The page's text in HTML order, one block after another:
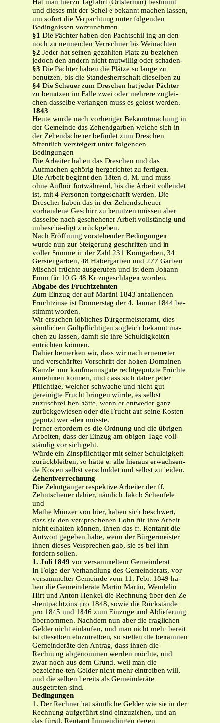
Hat man hierzu Tagfahrt (Ortstermin) bestimmt
und dieses mit der Schel e bekannt machen lassen,
um sofort die Verpachtung unter folgenden
Bedingnissen vorzunehmen.
§1 Die Pächter haben den Pachtschil ing an den
noch zu nennenden Verrechner bis Weinachten
§2 Jeder hat seinen gezahlten Platz zu beziehen
jedoch den andern nicht mutwillig oder schaden-
§3 Die Pächter haben die Plätze so lange zu
benutzen, bis die Standesherrschaft dieselben zu
§4 Die Scheuer zum Dreschen hat jeder Pächter
zu benutzen im Falle zwei oder mehrere zuglei-
chen dasselbe verlangen muss es gelost werden.
1843
Heute wurde nach vorheriger Bekanntmachung in
der Gemeinde das Zehendgarben welche sich in
der Zehendscheuer befindet zum Dreschen
öffentlich versteigert unter folgenden
Bedingungen
Die Arbeiter haben das Dreschen und das
Aufmachen gehörig hergerichtet zu fertigen.
Die Arbeit beginnt den 18ten d. M. und muss
ohne Aufhör fortwährend, bis die Arbeit vollendet
ist, mit 4 Personen fortgeschafft werden. Die
Drescher haben das in der Zehendscheuer
vorhandene Geschirr zu benutzen müssen aber
dasselbe nach geschehener Arbeit vollständig und
unbeschä-digt zurückgeben.
Nach Eröffnung vorstehender Bedingungen
wurde nun zur Steigerung geschritten und in
voller Summe in der Zahl 231 Korngarben, 34
Gerstengarben, 48 Habergarben und 277 Garben
Mischel-früchte ausgerufen und ist dem Johann
Emm für 10 G 48 Kr zugeschlagen worden.
Abgabe des Fruchtzehnten
Zum Einzug der auf Martini 1843 anfallenden
Fruchtzinse ist Donnerstag der 4. Januar 1844 be-
stimmt worden.
Wir ersuchen löbliches Bürgermeisteramt, dies
sämtlichen Gültpflichtigen sogleich bekannt ma-
chen zu lassen, damit sie ihre Schuldigkeiten
entrichten können.
Dahier bemerken wir, dass wir nach erneuerter
und verschärfter Vorschrift der hohen Domainen
Kanzlei nur kaufmannsgute rechtgeputzte Früchte
annehmen können, und dass sich daher jeder
Pflichtige, welcher schwache und nicht gut
gereinigte Frucht bringen würde, es selbst
zuzuschrei-ben hätte, wenn er entweder ganz
zurückgewiesen oder die Frucht auf seine Kosten
geputzt wer -den müsste.
Ferner erfordern es die Ordnung und die übrigen
Arbeiten, dass der Einzug am obigen Tage voll-
ständig vor sich geht.
Würde ein Zinspflichtiger mit seiner Schuldigkeit
zurückbleiben, so hätte er alle hieraus erwachsen-
de Kosten selbst verschuldet und selbst zu leiden.
Zehentverrechnung
Die Zehntgänger respektive Arbeiter der ff.
Zehntscheuer dahier, nämlich Jakob Scheufele
und
Mathe Münzer von hier, haben sich beschwert,
dass sie den versprochenen Lohn für ihre Arbeit
nicht erhalten können, ihnen das ff. Rentamt die
Antwort gegeben habe, wenn der Bürgermeister
ihnen dieses Versprechen gab, sie es bei ihm
fordern sollen.
1. Juli 1849 vor versammeltem Gemeinderat
In Folge der Verhandlung des Gemeinderats, vor
versammelter Gemeinde vom 11. Febr. 1849 ha-
ben die Gemeinderäte Martin Martin, Wendelin
Hirt und Anton Henkel die Rechnung über den Ze
-hentpachtzins pro 1848, sowie die Rückstände
pro 1845 und 1846 zum Einzuge und Ablieferung
übernommen. Nachdem nun aber die fraglichen
Gelder nicht einlaufen, und man nicht mehr bereit
ist dieselben einzutreiben, so stellen die benannten
Gemeinderäte den Antrag, dass ihnen die
Rechnung abgenommen werden möchte, und
zwar noch aus dem Grund, weil man die
bezeichne-ten Gelder nicht mehr eintreiben will,
und die selben bereits als Gemeinderäte
ausgetreten sind.
Bedingungen
1. Der Rechner hat sämtliche Gelder wie sie in der
Rechnung aufgeführt sind einzuziehen, und an
das fürstl. Rentamt Immendingen gegen